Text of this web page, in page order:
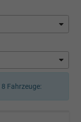
8 Fahrzeuge: